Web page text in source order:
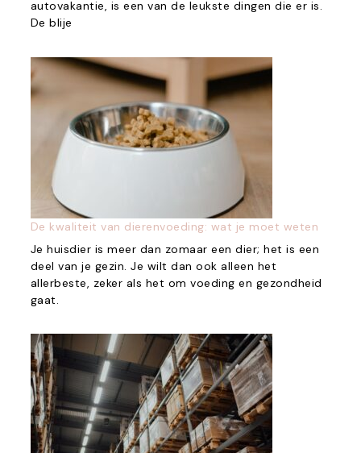
autovakantie, is een van de leukste dingen die er is.
De blije
De kwaliteit van dierenvoeding: wat je moet weten
Je huisdier is meer dan zomaar een dier; het is een
deel van je gezin. Je wilt dan ook alleen het
allerbeste, zeker als het om voeding en gezondheid
gaat.